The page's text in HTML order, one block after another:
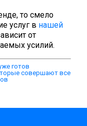
то смело
услуг в нашей
от
усилий.
готов
совершают все